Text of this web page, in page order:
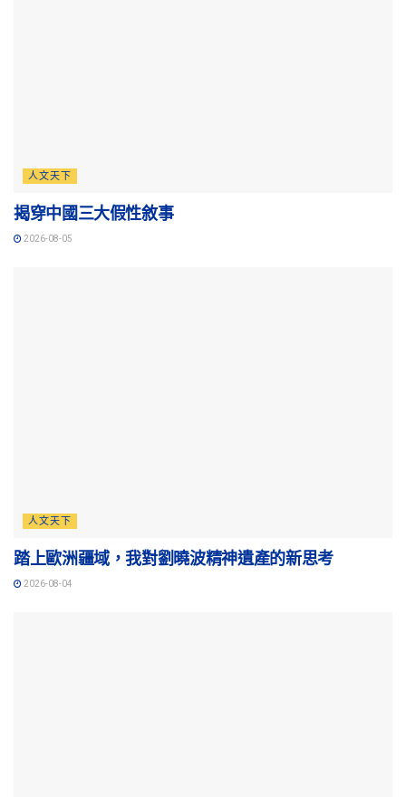
人文天下
揭穿中國三大假性敘事
2026-08-05
人文天下
踏上歐洲疆域，我對劉曉波精神遺產的新思考
2026-08-04